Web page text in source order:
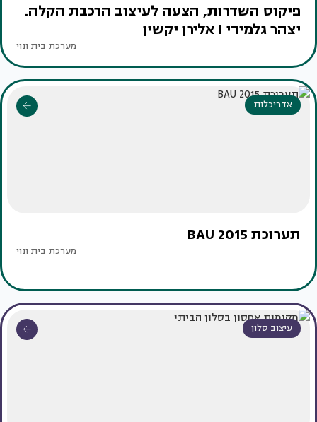
פיקוס השדרות, הצעה לעיצוב הרכבת הקלה.
יצהר גלמידי I אלירן יקשין
מערכת בית ונוי
אדריכלות
תערוכת BAU 2015
מערכת בית ונוי
עיצוב סלון